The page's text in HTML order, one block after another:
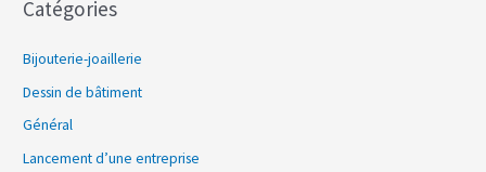
Catégories
Bijouterie-joaillerie
Dessin de bâtiment
Général
Lancement d’une entreprise